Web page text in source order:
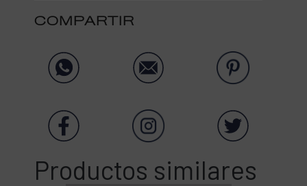
COMPARTIR
Productos similares